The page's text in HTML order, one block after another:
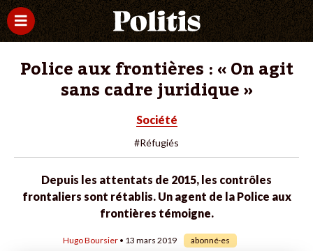
Police aux frontières : « On agit
sans cadre juridique »
Société
#Réfugiés
Depuis les attentats de 2015, les contrôles
frontaliers sont rétablis. Un agent de la Police aux
frontières témoigne.
Hugo Boursier • 13 mars 2019 abonné·es